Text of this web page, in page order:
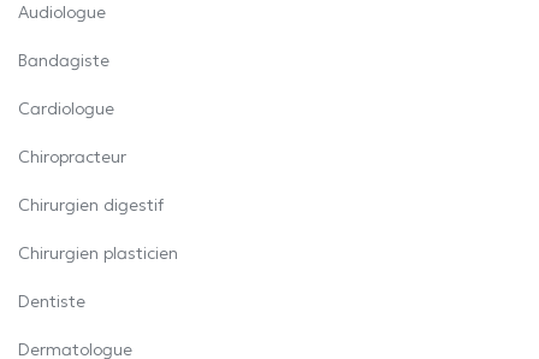
Audiologue
Bandagiste
Cardiologue
Chiropracteur
Chirurgien digestif
Chirurgien plasticien
Dentiste
Dermatologue